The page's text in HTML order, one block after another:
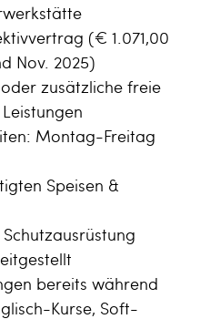
(€ 1.071,00
Nov. 2025)
zusätzliche freie
Montag-Freitag
Speisen &
bereits während
Kurse, Soft-